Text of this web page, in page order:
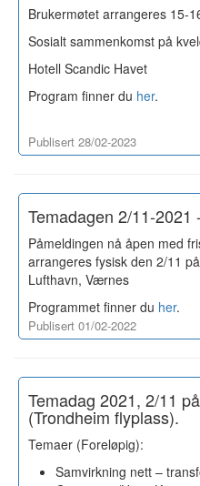
Brukermøtet arrangeres 15-
Sosialt sammenkomst på
Hotell Scandic Havet
Program finner du her.
Publisert 28/02-2023
Temadagen 2/11-2021
Påmeldingen nå åpen med
arrangeres fysisk den 2/11
Lufthavn, Værnes
Programmet finner du her.
Publisert 01/02-2022
Temadag 2021, 2/11
(Trondheim flyplass).
Temaer (Foreløpig):
Samvirkning nett –